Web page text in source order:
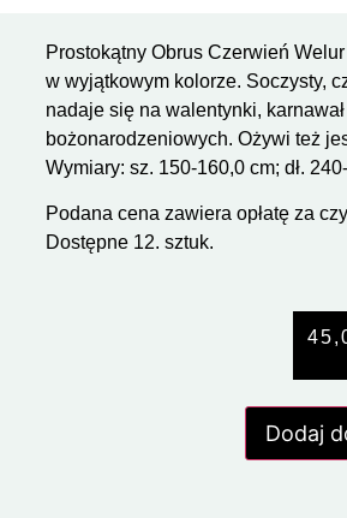
Prostokątny Obrus Czerwień
w wyjątkowym kolorze. Soczysty,
nadaje się na walentynki,
bożonarodzeniowych. Ożywi też
Wymiary: sz. 150-160,0 cm; dł.
Podana cena zawiera opłatę za
Dostępne 12. sztuk.
Dodaj